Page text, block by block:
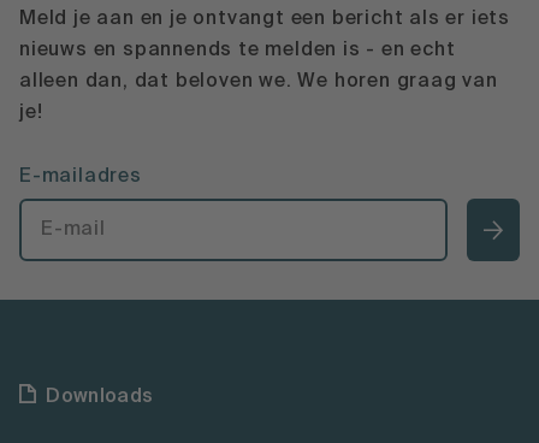
Meld je aan en je ontvangt een bericht als er iets
nieuws en spannends te melden is - en echt
alleen dan, dat beloven we. We horen graag van
je!
E-mailadres
Downloads